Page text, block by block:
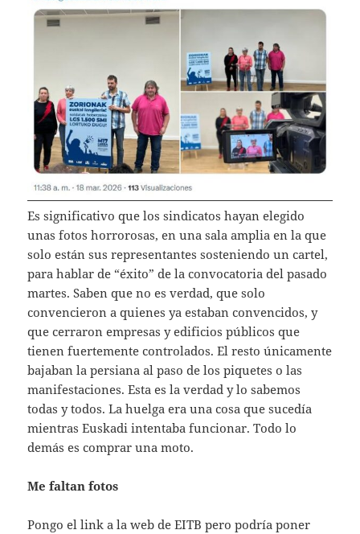
Es significativo que los sindicatos hayan elegido
unas fotos horrorosas, en una sala amplia en la que
solo están sus representantes sosteniendo un cartel,
para hablar de “éxito” de la convocatoria del pasado
martes. Saben que no es verdad, que solo
convencieron a quienes ya estaban convencidos, y
que cerraron empresas y edificios públicos que
tienen fuertemente controlados. El resto únicamente
bajaban la persiana al paso de los piquetes o las
manifestaciones. Esta es la verdad y lo sabemos
todas y todos. La huelga era una cosa que sucedía
mientras Euskadi intentaba funcionar. Todo lo
demás es comprar una moto.
Me faltan fotos
Pongo el link a la web de EITB pero podría poner